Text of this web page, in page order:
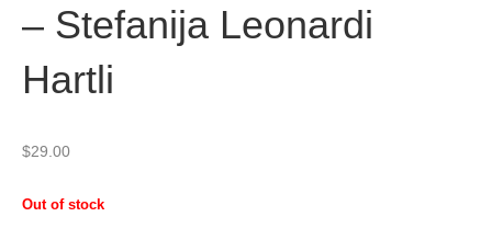
– Stefanija Leonardi
Hartli
$29.00
Out of stock